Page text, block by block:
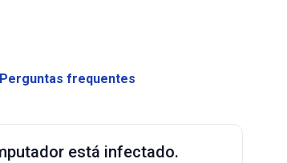
Perguntas frequentes
está infectado.